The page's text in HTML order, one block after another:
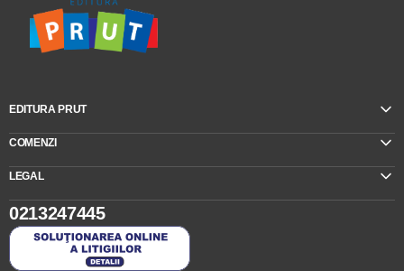
EDITURA PRUT
COMENZI
LEGAL
0213247445